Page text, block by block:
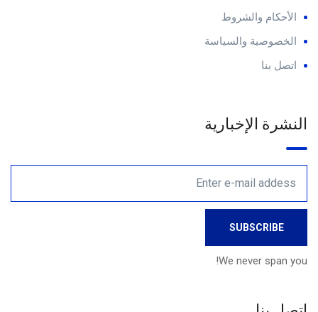
الأحكام والشروط
الخصوصية والسياسة
اتصل بنا
النشرة الإخبارية
We never span you!